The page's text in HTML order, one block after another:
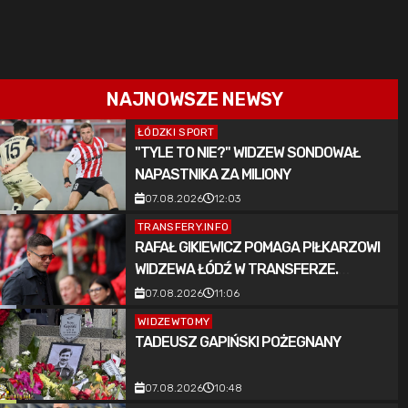
NAJNOWSZE NEWSY
ŁÓDZKI SPORT
"TYLE TO NIE?" WIDZEW SONDOWAŁ
NAPASTNIKA ZA MILIONY
07.08.2026 12:03
TRANSFERY.INFO
RAFAŁ GIKIEWICZ POMAGA PIŁKARZOWI
WIDZEWA ŁÓDŹ W TRANSFERZE.
„SPRAWDZONY, POTRAFI DAĆ COŚ
EKSTRA”
07.08.2026 11:06
WIDZEWTOMY
TADEUSZ GAPIŃSKI POŻEGNANY
07.08.2026 10:48